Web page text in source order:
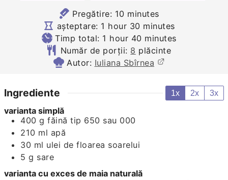
Pregătire: 10minutes
minutes
așteptare: 1 hour
hour 30minutes
minutes
Timp total: 1 hour
hour 40minutes
minutes
Număr de porții: 8 plăcinte
Autor: Iuliana Sbîrnea
Ingrediente 1x 2x 3x
varianta simplă
400 g făină tip 650 sau 000
210 ml apă
30 ml ulei de floarea soarelui
5 g sare
varianta cu exces de maia naturală